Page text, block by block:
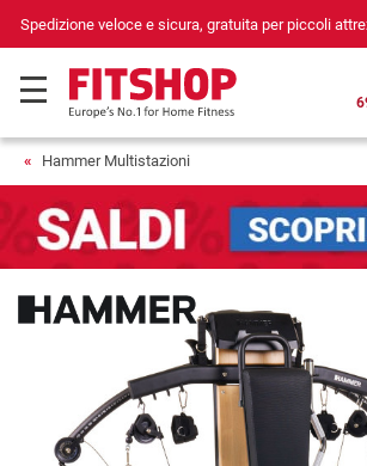
Spedizione veloce e sicura, gratuita per piccoli
Hammer Multistazioni